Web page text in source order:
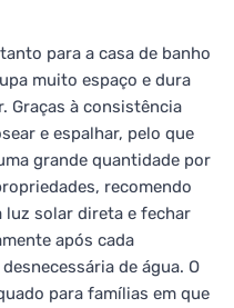
para a casa de banho
muito espaço e dura
Graças à consistência
e espalhar, pelo que
grande quantidade por
recomendo
luz solar direta e fechar
após cada
de água. O
para famílias em que